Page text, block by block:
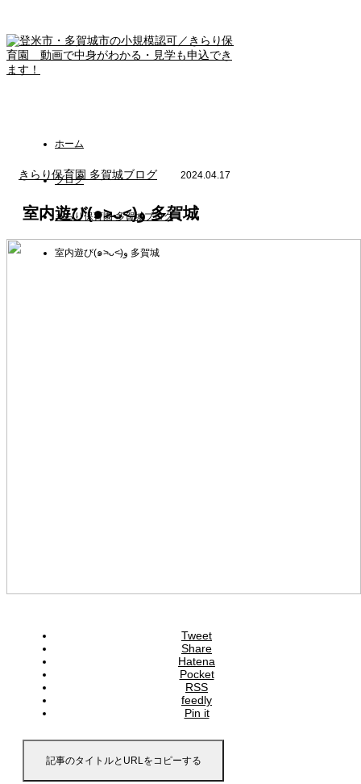
ホーム
ブログ
きらり保育園 多賀城ブログ
室内遊び(๑˃̵ᴗ˂̵)و 多賀城
きらり保育園 多賀城ブログ 2024.04.17
室内遊び(๑˃̵ᴗ˂̵)و 多賀城
Tweet
Share
Hatena
Pocket
RSS
feedly
Pin it
記事のタイトルとURLをコピーする